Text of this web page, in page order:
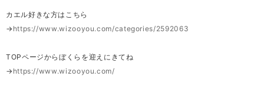
カエル好きな方はこちら
→ https://www.wizooyou.com/categories/2592063
TOPページからぼくらを迎えにきてね
→ https://www.wizooyou.com/